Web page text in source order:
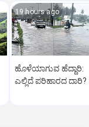
19 hours ago
ಹೊಳೆಯಾಗುವ ಹೆದ್ದಾರಿ:
ಎಲ್ಲಿದೆ ಪರಿಹಾರದ ದಾರಿ?